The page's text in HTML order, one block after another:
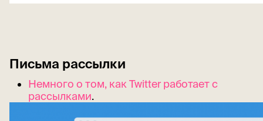
Письма рассылки
Немного о том, как Twitter работает с
рассылками.